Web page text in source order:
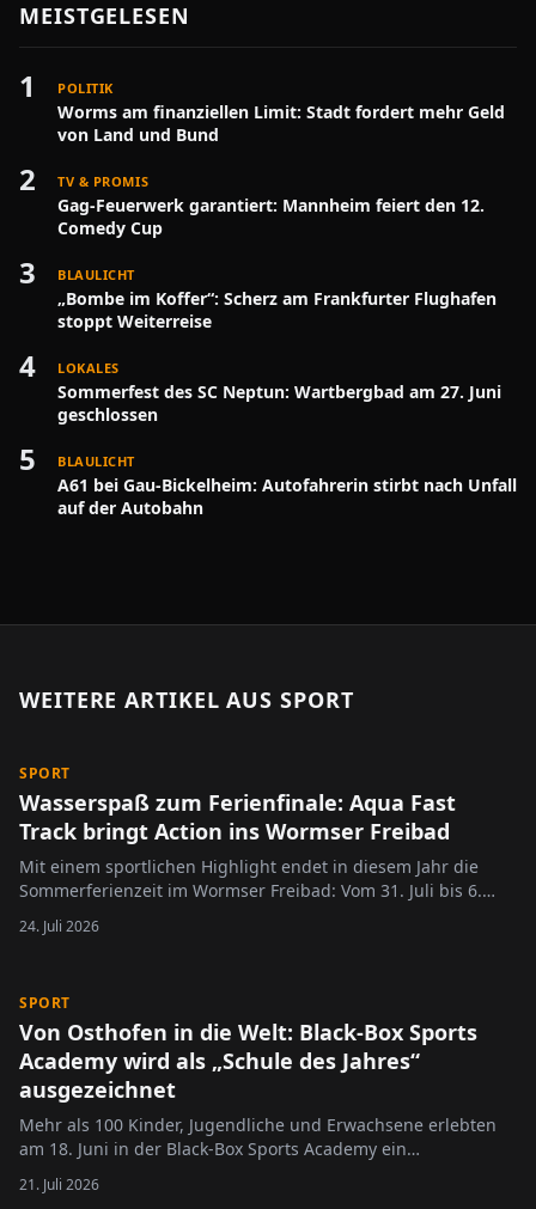
MEISTGELESEN
1 POLITIK
Worms am finanziellen Limit: Stadt fordert mehr Geld
von Land und Bund
2 TV & PROMIS
Gag-Feuerwerk garantiert: Mannheim feiert den 12.
Comedy Cup
3 BLAULICHT
„Bombe im Koffer“: Scherz am Frankfurter Flughafen
stoppt Weiterreise
4 LOKALES
Sommerfest des SC Neptun: Wartbergbad am 27. Juni
geschlossen
5 BLAULICHT
A61 bei Gau-Bickelheim: Autofahrerin stirbt nach Unfall
auf der Autobahn
WEITERE ARTIKEL AUS SPORT
SPORT
Wasserspaß zum Ferienfinale: Aqua Fast
Track bringt Action ins Wormser Freibad
Mit einem sportlichen Highlight endet in diesem Jahr die
Sommerferienzeit im Wormser Freibad: Vom 31. Juli bis 6.
August lädt der Aqua Fast Track Parcours zu einer Woche
voller Action, Bewegung und Wasserspaß ein. Der offizielle
24. Juli 2026
SPORT
Von Osthofen in die Welt: Black-Box Sports
Academy wird als „Schule des Jahres“
ausgezeichnet
Mehr als 100 Kinder, Jugendliche und Erwachsene erlebten
am 18. Juni in der Black-Box Sports Academy ein
außergewöhnliches Seminar, das weit über klassisches
Kampfsporttraining hinausging. Unter dem Titel „Martial Arts
21. Juli 2026